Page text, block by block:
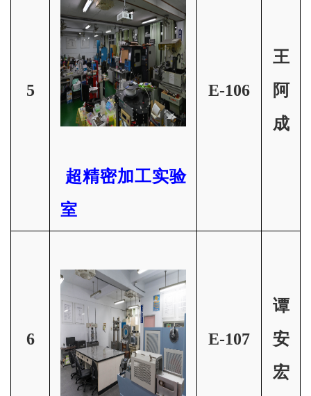
5
超精密加工实验
室
E-106
王
阿
成
6 E-107
谭
安
宏